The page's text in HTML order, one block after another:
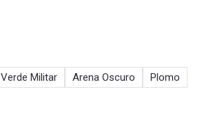
Verde Militar Arena Oscuro
Plomo